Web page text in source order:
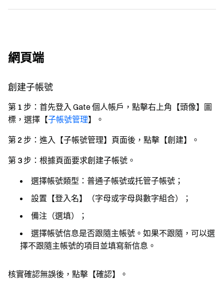
網頁端
創建子帳號
第 1 步： 首先登入 Gate 個人帳戶，點擊右上角【頭像】圖
標，選擇【子帳號管理】。
第 2 步： 進入【子帳號管理】頁面後，點擊【創建】。
第 3 步： 根據頁面要求創建子帳號。
選擇帳號類型：普通子帳號或托管子帳號；
設置【登入名】（字母或字母與數字組合）；
備注（選填）；
選擇帳號信息是否跟隨主帳號。如果不跟隨，可以選
擇不跟隨主帳號的項目並填寫新信息。
核實確認無誤後，點擊【確認】。